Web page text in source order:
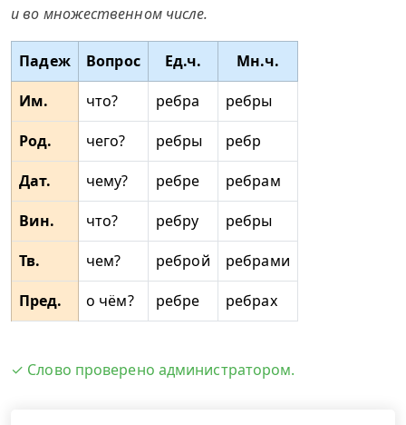
и во множественном числе.
Падеж Вопрос Ед.ч.
Мн.ч.
Им.
что? ребра
ребры
Род.
чего? ребры
ребр
Дат.
чему? ребре
ребрам
Вин.
что? ребру
ребры
Тв.
чем? реброй
ребрами
Пред.
о чём? ребре ребрах
✓ Слово проверено администратором.